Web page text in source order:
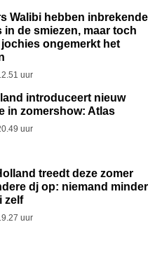
Walibi hebben inbrekende
de smiezen, maar toch
ongemerkt het
uur
introduceert nieuw
in zomershow: Atlas
uur
treedt deze zomer
dj op: niemand minder
zelf
uur